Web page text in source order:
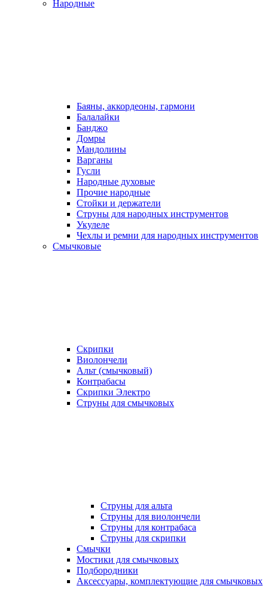
Народные
Баяны, аккордеоны, гармони
Балалайки
Банджо
Домры
Мандолины
Варганы
Гусли
Народные духовые
Прочие народные
Стойки и держатели
Струны для народных инструментов
Укулеле
Чехлы и ремни для народных инструментов
Смычковые
Скрипки
Виолончели
Альт (смычковый)
Контрабасы
Скрипки Электро
Струны для смычковых
Струны для альта
Струны для виолончели
Струны для контрабаса
Струны для скрипки
Смычки
Мостики для смычковых
Подбородники
Аксеcсуары, комплектующие для смычковых